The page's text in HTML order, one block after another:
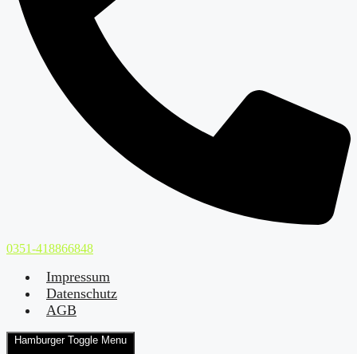
0351-418866848
Impressum
Datenschutz
AGB
Hamburger Toggle Menu